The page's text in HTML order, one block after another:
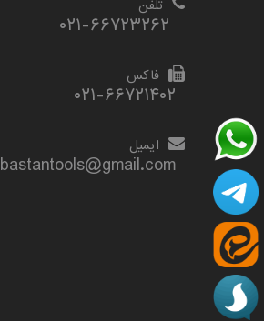
تلفن
فاکس
۰۲۱-۶۶۷۲۱۴۰۲
ایمیل
bastantools@gmail.com